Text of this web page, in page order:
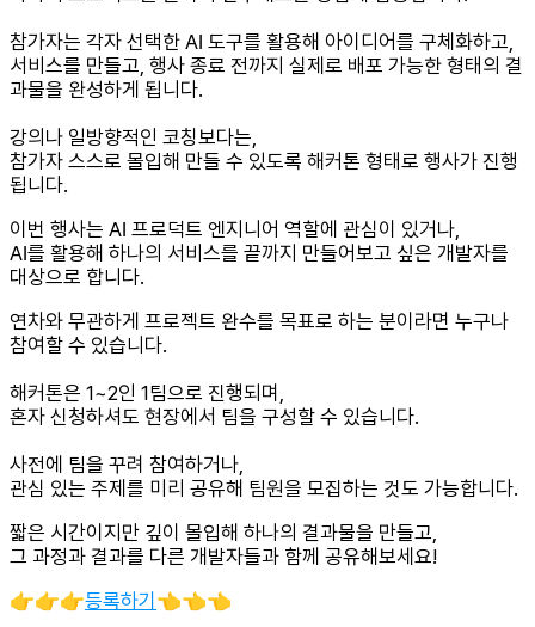
참가자는 각자 선택한 AI 도구를 활용해 아이디어를 구체화하고,
서비스를 만들고, 행사 종료 전까지 실제로 배포 가능한 형태의 결
과물을 완성하게 됩니다.
강의나 일방향적인 코칭보다는,
참가자 스스로 몰입해 만들 수 있도록 해커톤 형태로 행사가 진행
됩니다.
이번 행사는 AI 프로덕트 엔지니어 역할에 관심이 있거나,
AI를 활용해 하나의 서비스를 끝까지 만들어보고 싶은 개발자를
대상으로 합니다.
연차와 무관하게 프로젝트 완수를 목표로 하는 분이라면 누구나
참여할 수 있습니다.
해커톤은 1~2인 1팀으로 진행되며,
혼자 신청하셔도 현장에서 팀을 구성할 수 있습니다.
사전에 팀을 꾸려 참여하거나,
관심 있는 주제를 미리 공유해 팀원을 모집하는 것도 가능합니다.
짧은 시간이지만 깊이 몰입해 하나의 결과물을 만들고,
그 과정과 결과를 다른 개발자들과 함께 공유해보세요!
👉👉👉등록하기 👈👈👈